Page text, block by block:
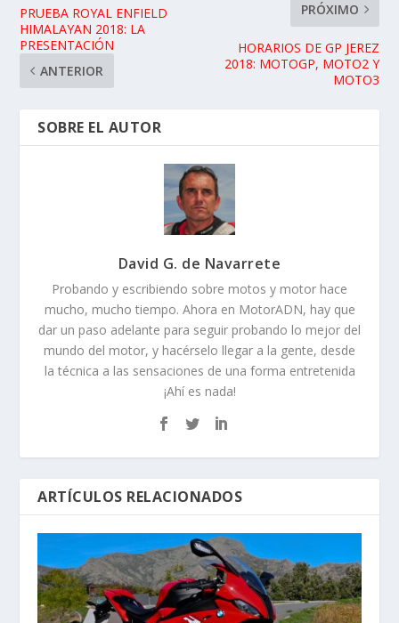
PRUEBA ROYAL ENFIELD
HIMALAYAN 2018: LA
PRESENTACIÓN
ANTERIOR
PRÓXIMO
HORARIOS DE GP JEREZ
2018: MOTOGP, MOTO2 Y
MOTO3
SOBRE EL AUTOR
David G. de Navarrete
Probando y escribiendo sobre motos y motor hace
mucho, mucho tiempo. Ahora en MotorADN, hay que
dar un paso adelante para seguir probando lo mejor del
mundo del motor, y hacérselo llegar a la gente, desde
la técnica a las sensaciones de una forma entretenida
¡Ahí es nada!
ARTÍCULOS RELACIONADOS